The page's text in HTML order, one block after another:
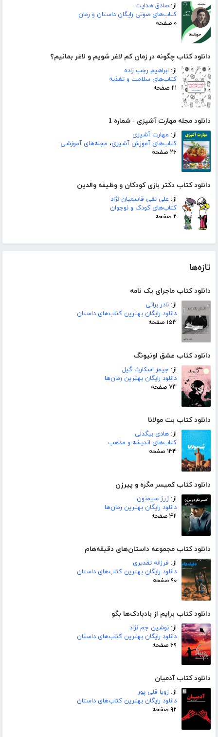
از: صادق هدایت
کتاب‌های صوتی رایگان داستان و رمان
۰ صفحه
دانلود کتاب چگونه در زمان کم لاغر شویم و لاغر بمانیم؟
از: ابراهیم رجب زاده
کتاب‌های سلامت و تغذیه
۲۱ صفحه
دانلود مجله مهارت آشپزی - شماره 1
از: مهارت آشپزی
کتاب‌های آموزش آشپزی، مجله‌های آموزشی
۲۶ صفحه
دانلود کتاب دکتر بازی کودکان و وظیفه والدین
از: علی نقی قاسمیان نژاد
کتاب‌های کودک و نوجوان
۲ صفحه
تازه‌ها
دانلود کتاب ماجرای یک نامه
از: نادر براتی
دانلود رایگان بهترین کتاب‌های داستان
۱۵۳ صفحه
دانلود کتاب عشق اونیونگ
از: جیمز اسکارث گیل
دانلود رایگان بهترین رمان‌ها
۷۳ صفحه
دانلود کتاب بت مولانا
از: هادی بیگدلی
کتاب‌های اندیشه و مذهب
۱۳۴ صفحه
دانلود کتاب کمیسر مگره و پیرزن
از:ژرژ سیمنون
دانلود رایگان بهترین رمان‌ها
۴۲ صفحه
دانلود کتاب مجموعه داستان‌های دقیقه‌هام
از: فرزانه تقدیری
دانلود رایگان بهترین کتاب‌های داستان
۹۰ صفحه
دانلود کتاب برایم از بادبادک‌ها بگو
از: نوشین جم نژاد
دانلود رایگان بهترین کتاب‌های داستان
۶۹ صفحه
دانلود کتاب آدمیان
از: زویا قلی پور
دانلود رایگان بهترین کتاب‌های داستان
۹۲ صفحه